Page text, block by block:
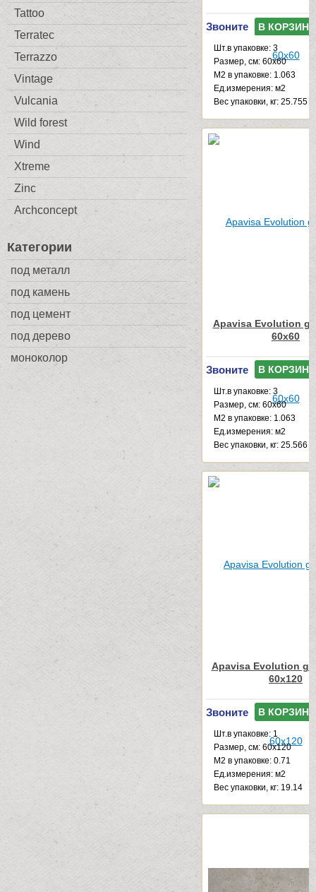
Tattoo
Terratec
Terrazzo
Vintage
Vulcania
Wild forest
Wind
Xtreme
Zinc
Archconcept
Категории
под металл
под камень
под цемент
под дерево
моноколор
Звоните В КОРЗИНУ
Шт.в упаковке: 3
Размер, см: 60x60
М2 в упаковке: 1.063
Ед.измерения: м2
Веc упаковки, кг: 25.755
Apavisa Evolution
60x60
Звоните В КОРЗИНУ
Шт.в упаковке: 3
Размер, см: 60x60
М2 в упаковке: 1.063
Ед.измерения: м2
Веc упаковки, кг: 25.566
Apavisa Evolution
60x120
Звоните В КОРЗИНУ
Шт.в упаковке: 1
Размер, см: 60x120
М2 в упаковке: 0.71
Ед.измерения: м2
Веc упаковки, кг: 19.14